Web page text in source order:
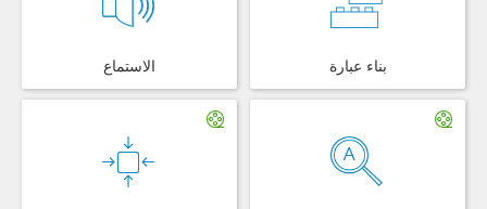
الاستماع بناء عبارة